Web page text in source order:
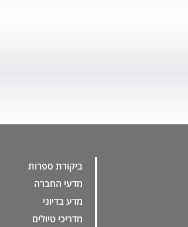
ביקורת ספרות
מדעי החברה
מדע בדיוני
מדריכי טיולים